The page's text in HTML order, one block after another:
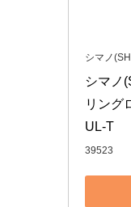
シマノ
シマノ
リング
UL-T
39523